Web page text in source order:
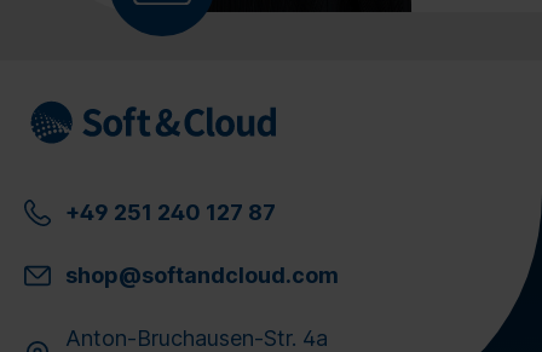
+49 251 240 127 87
shop@softandcloud.com
Anton-Bruchausen-Str. 4a